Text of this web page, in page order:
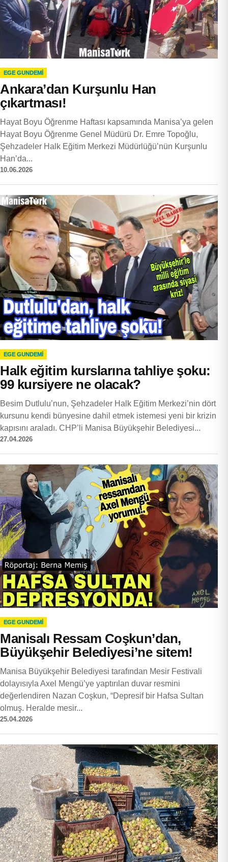
EGE GUNDEMİ
Ankara’dan Kurşunlu Han
çıkartması!
Hayat Boyu Öğrenme Haftası kapsamında Manisa’ya gelen
Hayat Boyu Öğrenme Genel Müdürü Dr. Emre Topoğlu,
Şehzadeler Halk Eğitim Merkezi Müdürlüğü’nün Kurşunlu
Han’da...
10.06.2026
EGE GUNDEMİ
Halk eğitim kurslarına tahliye şoku:
99 kursiyere ne olacak?
Besim Dutlulu’nun, Şehzadeler Halk Eğitim Merkezi’nin dört
kursunu kendi bünyesine dahil etmek istemesi yeni bir krizin
kapısını araladı. CHP’li Manisa Büyükşehir Belediyesi...
27.04.2026
EGE GUNDEMİ
Manisalı Ressam Coşkun’dan,
Büyükşehir Belediyesi’ne sitem!
Manisa Büyükşehir Belediyesi tarafından Mesir Festivali
dolayısıyla Axel Mengü’ye yaptırılan duvar resmini
değerlendiren Nazan Coşkun, “Depresif bir Hafsa Sultan
olmuş. Heralde mesir...
25.04.2026